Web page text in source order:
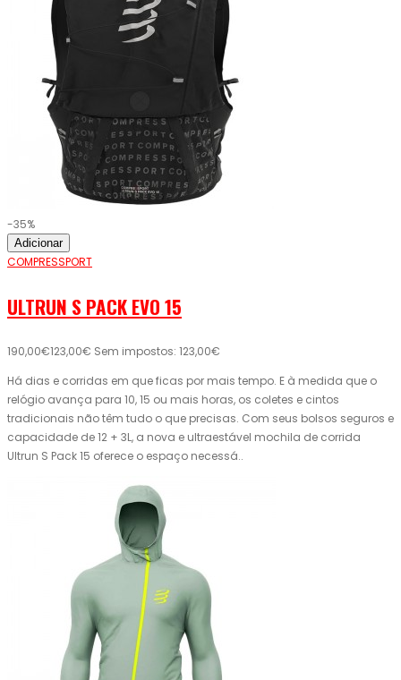
-35%
Adicionar
COMPRESSPORT
ULTRUN S PACK EVO 15
190,00€123,00€ Sem impostos: 123,00€
Há dias e corridas em que ficas por mais tempo. E à medida que o
relógio avança para 10, 15 ou mais horas, os coletes e cintos
tradicionais não têm tudo o que precisas. Com seus bolsos seguros e
capacidade de 12 + 3L, a nova e ultraestável mochila de corrida
Ultrun S Pack 15 oferece o espaço necessá..